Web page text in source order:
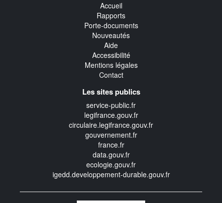
Accueil
Rapports
Porte-documents
Nouveautés
Aide
Accessibilité
Mentions légales
Contact
Les sites publics
service-public.fr
legifrance.gouv.fr
circulaire.legifrance.gouv.fr
gouvernement.fr
france.fr
data.gouv.fr
ecologie.gouv.fr
igedd.developpement-durable.gouv.fr